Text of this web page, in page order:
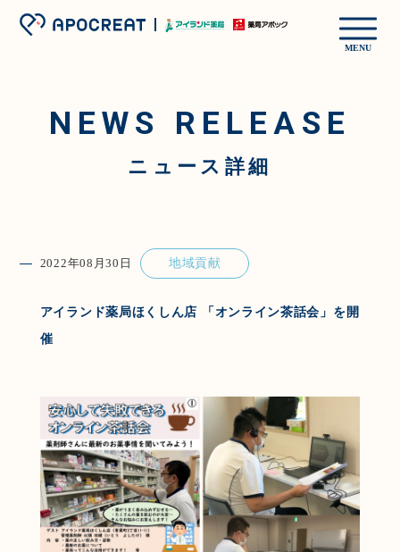
MENU
NEWS RELEASE
ニュース詳細
2022年08月30日 地域貢献
アイランド薬局ほくしん店 「オンライン茶話会」を開
催